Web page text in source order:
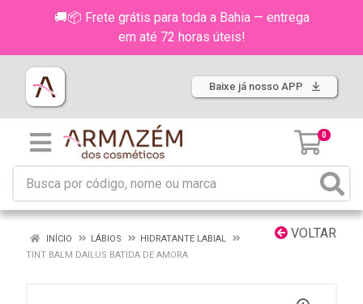
🚚📦 Frete grátis para toda a Bahia — entrega
em até 72 horas úteis!
Baixe já nosso APP
0
VOLTAR
INÍCIO LÁBIOS
HIDRATANTE LABIAL
TINT BALM DAILUS BATIDA DE AMORA